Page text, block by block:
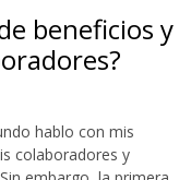
beneficios y
hablo con mis
colaboradores y